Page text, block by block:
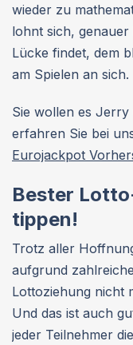
wieder zu
lohnt sich,
Lücke findet, dem
am Spielen an sich.
Sie wollen es
erfahren Sie bei
Eurojackpot
Bester
tippen!
Trotz aller
aufgrund
Lottoziehung nicht
Und das ist auch
jeder Teilnehmer